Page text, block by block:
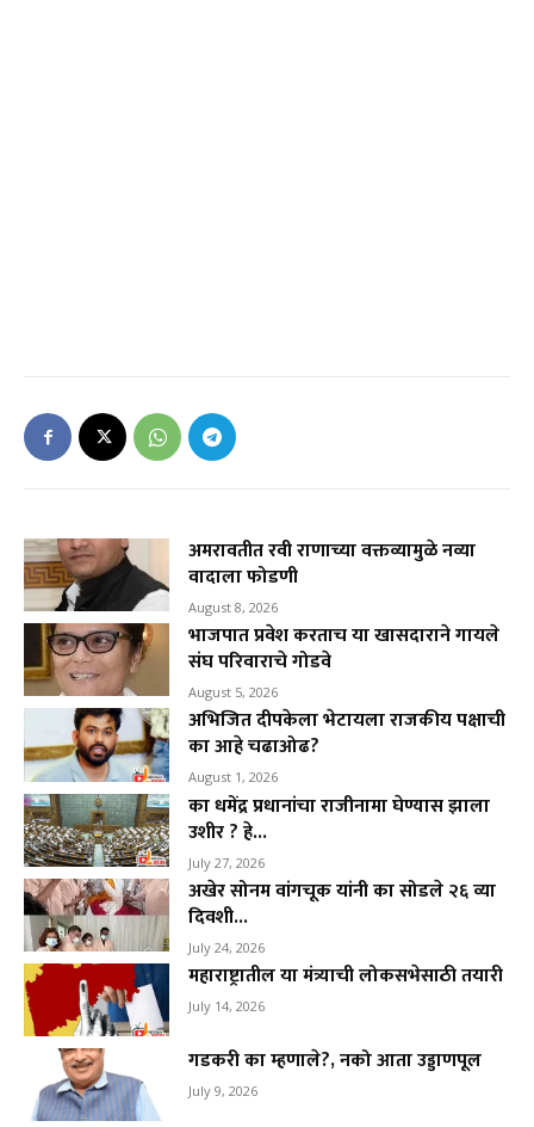
अमरावतीत रवी राणाच्या वक्तव्यामुळे नव्या
वादाला फोडणी
August 8, 2026
भाजपात प्रवेश करताच या खासदाराने गायले
संघ परिवाराचे गोडवे
August 5, 2026
अभिजित दीपकेला भेटायला राजकीय पक्षाची
का आहे चढाओढ?
August 1, 2026
का धमेंद्र प्रधानांचा राजीनामा घेण्यास झाला
उशीर ? हे...
July 27, 2026
अखेर सोनम वांगचूक यांनी का सोडले २६ व्या
दिवशी...
July 24, 2026
महाराष्ट्रातील या मंत्र्याची लोकसभेसाठी तयारी
July 14, 2026
गडकरी का म्हणाले?, नको आता उड्डाणपूल
July 9, 2026